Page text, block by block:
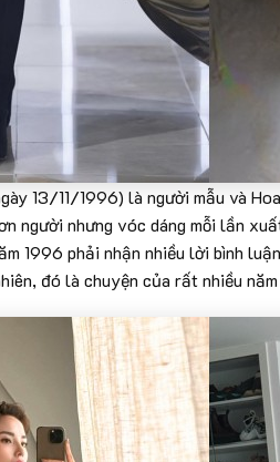
13/11/1996) là người mẫu và
người nhưng vóc dáng mỗi lần
1996 phải nhận nhiều lời bình
đó là chuyện của rất nhiều